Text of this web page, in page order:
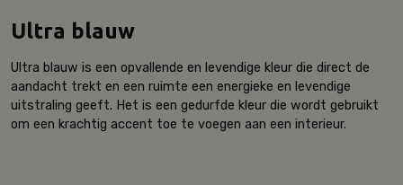
Ultra blauw
Ultra blauw is een opvallende en levendige kleur die direct de
aandacht trekt en een ruimte een energieke en levendige
uitstraling geeft. Het is een gedurfde kleur die wordt gebruikt
om een krachtig accent toe te voegen aan een interieur.